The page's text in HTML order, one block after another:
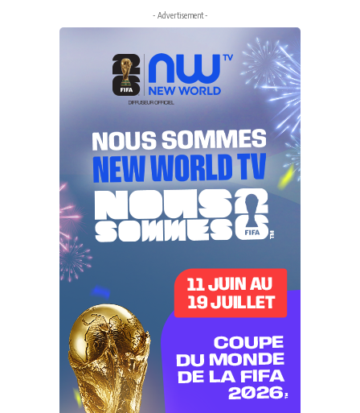
- Advertisement -